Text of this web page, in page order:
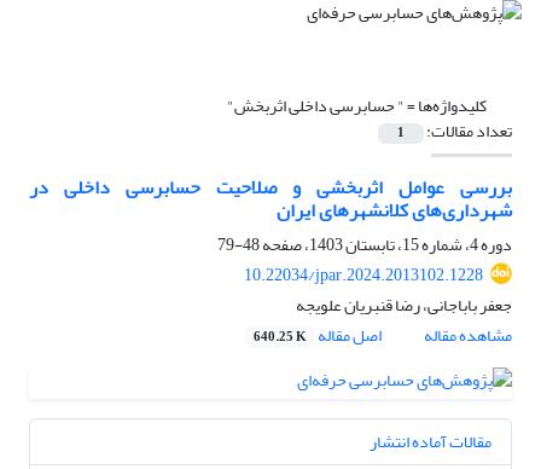
کلیدواژه‌ها =" حسابرسی داخلی اثربخش"
تعداد مقالات: 1
بررسی عوامل اثربخشی و صلاحیت حسابرسی داخلی در
شهرداری‌های کلانشهرهای ایران
دوره 4، شماره 15، تابستان 1403، صفحه
48-79
10.22034/jpar.2024.2013102.1228
جعفر باباجانی، رضا قنبریان علویجه
مشاهده مقاله
اصل مقاله 640.25 K
مقالات آماده انتشار